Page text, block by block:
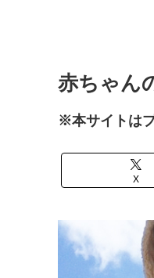
赤ちゃん
※本サイトは
X